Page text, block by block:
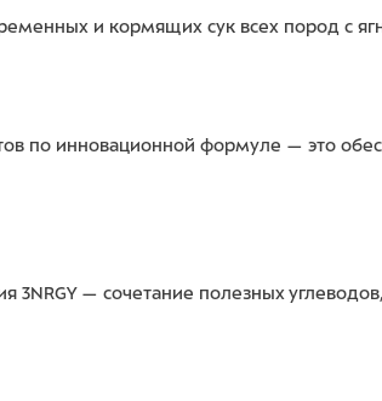
и кормящих сук всех пород с
по инновационной формуле — это
3NRGY — сочетание полезных